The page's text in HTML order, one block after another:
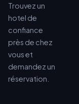
Trouvez un
hotel de
confiance
près de chez
vous et
demandez un
réservation.